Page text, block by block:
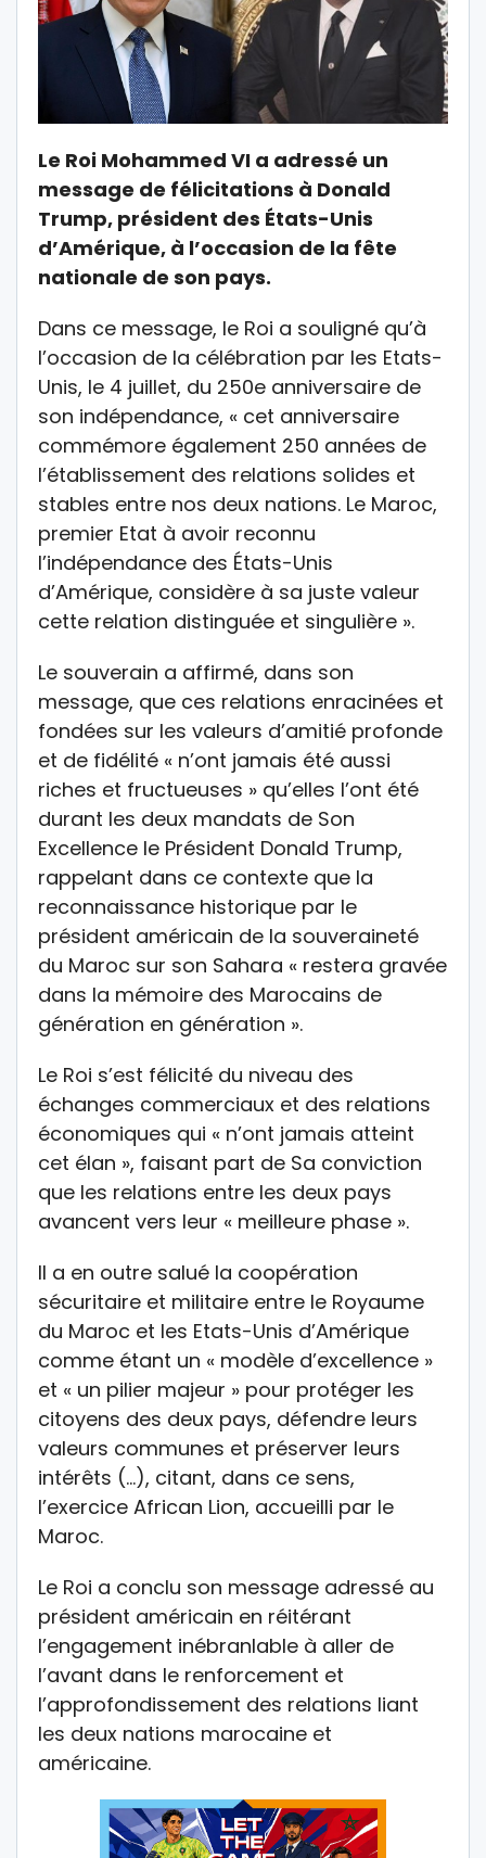
Le Roi Mohammed VI a adressé un
message de félicitations à Donald
Trump, président des États-Unis
d’Amérique, à l’occasion de la fête
nationale de son pays.
Dans ce message, le Roi a souligné qu’à
l’occasion de la célébration par les Etats-
Unis, le 4 juillet, du 250e anniversaire de
son indépendance, « cet anniversaire
commémore également 250 années de
l’établissement des relations solides et
stables entre nos deux nations. Le Maroc,
premier Etat à avoir reconnu
l’indépendance des États-Unis
d’Amérique, considère à sa juste valeur
cette relation distinguée et singulière ».
Le souverain a affirmé, dans son
message, que ces relations enracinées et
fondées sur les valeurs d’amitié profonde
et de fidélité « n’ont jamais été aussi
riches et fructueuses » qu’elles l’ont été
durant les deux mandats de Son
Excellence le Président Donald Trump,
rappelant dans ce contexte que la
reconnaissance historique par le
président américain de la souveraineté
du Maroc sur son Sahara « restera gravée
dans la mémoire des Marocains de
génération en génération ».
Le Roi s’est félicité du niveau des
échanges commerciaux et des relations
économiques qui « n’ont jamais atteint
cet élan », faisant part de Sa conviction
que les relations entre les deux pays
avancent vers leur « meilleure phase ».
Il a en outre salué la coopération
sécuritaire et militaire entre le Royaume
du Maroc et les Etats-Unis d’Amérique
comme étant un « modèle d’excellence »
et « un pilier majeur » pour protéger les
citoyens des deux pays, défendre leurs
valeurs communes et préserver leurs
intérêts (…), citant, dans ce sens,
l’exercice African Lion, accueilli par le
Maroc.
Le Roi a conclu son message adressé au
président américain en réitérant
l’engagement inébranlable à aller de
l’avant dans le renforcement et
l’approfondissement des relations liant
les deux nations marocaine et
américaine.